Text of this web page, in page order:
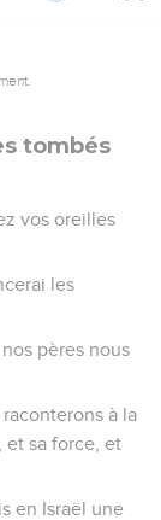
tombés
vos oreilles
les
pères nous
à la
et sa force, et
en Israël une